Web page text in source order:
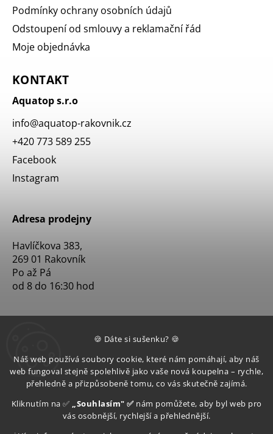
🍪 Dáte si sušenku? 🍪
Náš web používá soubory cookie, které nám pomáhají, aby náš
web fungoval stejně spolehlivě jako vaše nová koupelna – rychle,
přehledně a přizpůsobeně tomu, co vás skutečně zajímá.
Kliknutím na ✅ „Souhlasím" ✅ nám pomůžete, aby byl web pro
vás osobnější, rychlejší a přehlednější.
Podmínky ochrany osobních údajů
Odstoupení od smlouvy a reklamační řád
Moje objednávka
KONTAKT
Aquatop s.r.o
info@aquatop-rakovnik.cz
+420 773 589 255
Facebook
Instagram
Adresa prodejny
Havlíčkova 383,
269 01 Rakovník
Po až Pá
od 8 do 16:30 hod